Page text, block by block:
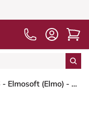
HÅG Capisco 8106 - Elmosoft (Elmo) - Semi-aniline Leder - EL33004 - Cognac - Moss Grey - 265 mm (Zithoogte 53-79cm) - Glijdoppen